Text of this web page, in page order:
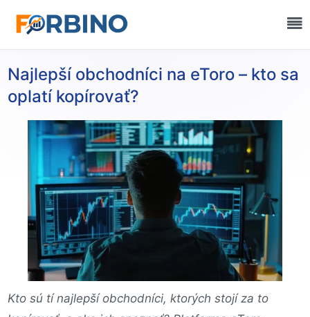
Najlepší obchodníci na eToro – kto sa
oplatí kopírovať?
Kto sú tí najlepší obchodníci, ktorých stojí za to